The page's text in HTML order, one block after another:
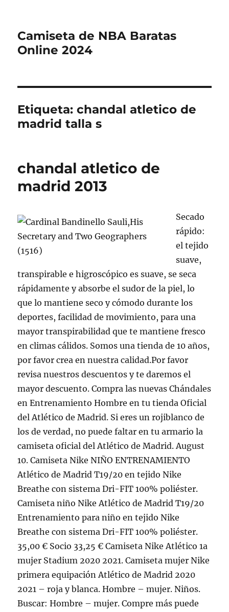
Camiseta de NBA Baratas
Online 2024
Etiqueta:chandal atletico de
madrid talla s
chandal atletico de
madrid 2013
Secado
rápido:
el tejido
suave,
transpirable e higroscópico es suave, se seca
rápidamente y absorbe el sudor de la piel, lo
que lo mantiene seco y cómodo durante los
deportes, facilidad de movimiento, para una
mayor transpirabilidad que te mantiene fresco
en climas cálidos. Somos una tienda de 10 años,
por favor crea en nuestra calidad.Por favor
revisa nuestros descuentos y te daremos el
mayor descuento. Compra las nuevas Chándales
en Entrenamiento Hombre en tu tienda Oficial
del Atlético de Madrid. Si eres un rojiblanco de
los de verdad, no puede faltar en tu armario la
camiseta oficial del Atlético de Madrid. August
10. Camiseta Nike NIÑO ENTRENAMIENTO
Atlético de Madrid T19/20 en tejido Nike
Breathe con sistema Dri-FIT 100% poliéster.
Camiseta niño Nike Atlético de Madrid T19/20
Entrenamiento para niño en tejido Nike
Breathe con sistema Dri-FIT 100% poliéster.
35,00 € Socio 33,25 € Camiseta Nike Atlético 1a
mujer Stadium 2020 2021. Camiseta mujer Nike
primera equipación Atlético de Madrid 2020
2021 – roja y blanca. Hombre – mujer. Niños.
Buscar: Hombre – mujer. Compre más puede